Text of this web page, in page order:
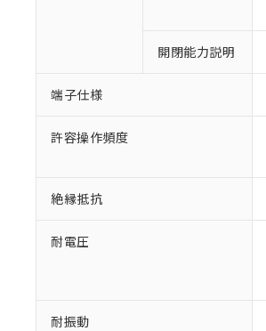
開閉能力説明
端子仕様
許容操作頻度
絶縁抵抗
耐電圧
耐振動